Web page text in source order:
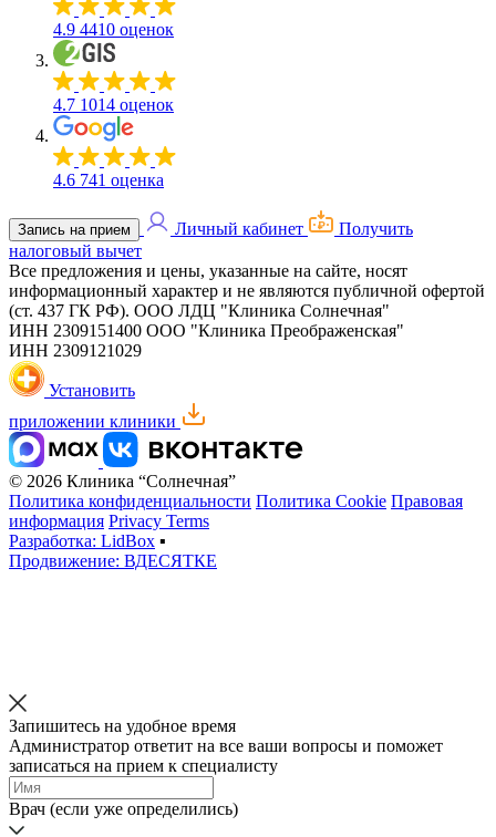
4.9 4410 оценок
4.7 1014 оценок
4.6 741 оценка
Запись на прием Личный кабинет
Получить
налоговый вычет
Все предложения и цены, указанные на сайте, носят
информационный характер и не являются публичной офертой
(ст. 437 ГК РФ). ООО ЛДЦ "Клиника Солнечная"
ИНН 2309151400 ООО "Клиника Преображенская"
ИНН 2309121029
Установить
приложении клиники
© 2026 Клиника “Солнечная”
Политика конфиденциальности Политика Cookie Правовая
информация Privacy Terms
Разработка: LidBox ▪
Продвижение: ВДЕСЯТКЕ
Запишитесь на удобное время
Администратор ответит на все ваши вопросы и поможет
записаться на прием к специалисту
Врач (если уже определились)